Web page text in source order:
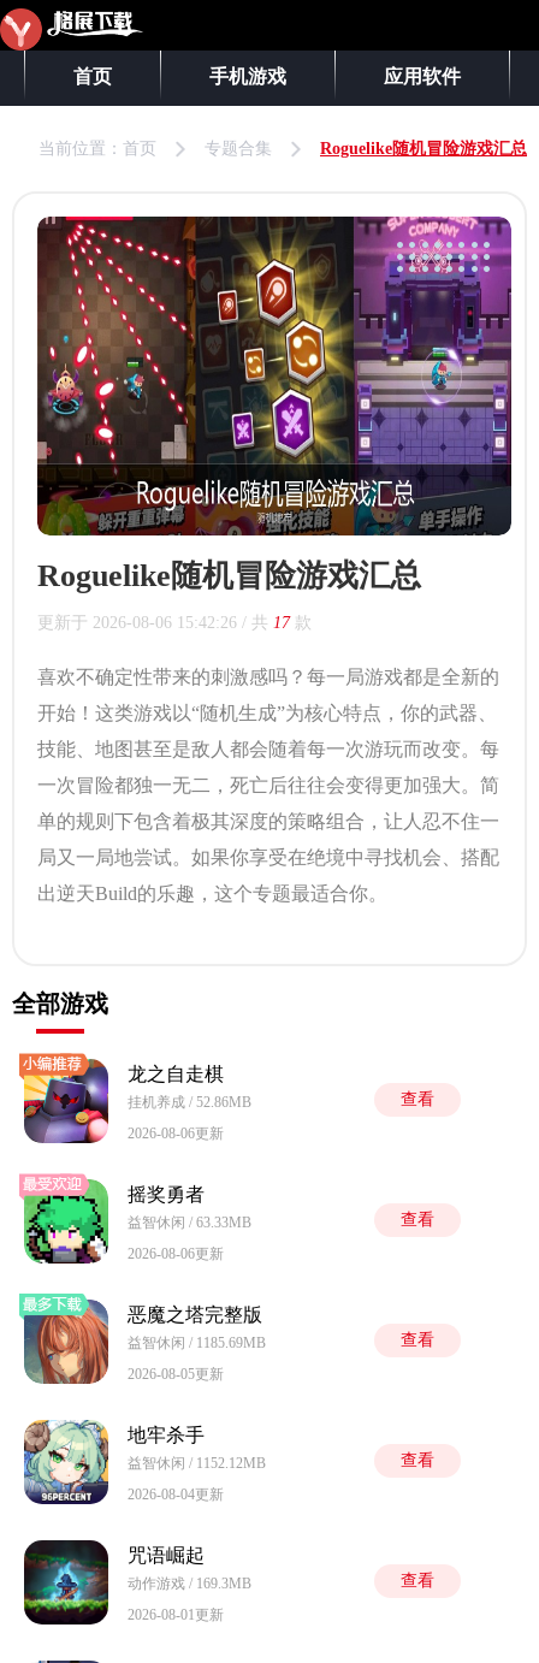
首页 手机游戏 应用软件
当前位置： 首页 专题合集 Roguelike随机冒险游戏汇总
Roguelike随机冒险游戏汇总
更新于 2026-08-06 15:42:26 / 共 17 款
喜欢不确定性带来的刺激感吗？每一局游戏都是全新的
开始！这类游戏以“随机生成”为核心特点，你的武器、
技能、地图甚至是敌人都会随着每一次游玩而改变。每
一次冒险都独一无二，死亡后往往会变得更加强大。简
单的规则下包含着极其深度的策略组合，让人忍不住一
局又一局地尝试。如果你享受在绝境中寻找机会、搭配
出逆天Build的乐趣，这个专题最适合你。
全部游戏
龙之自走棋
挂机养成 / 52.86MB
2026-08-06更新
查看
摇奖勇者
益智休闲 / 63.33MB
2026-08-06更新
查看
恶魔之塔完整版
益智休闲 / 1185.69MB
2026-08-05更新
查看
地牢杀手
益智休闲 / 1152.12MB
2026-08-04更新
查看
咒语崛起
动作游戏 / 169.3MB
2026-08-01更新
查看